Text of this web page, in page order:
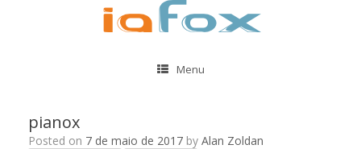
Menu
pianox
Posted on 7 de maio de 2017 by Alan Zoldan